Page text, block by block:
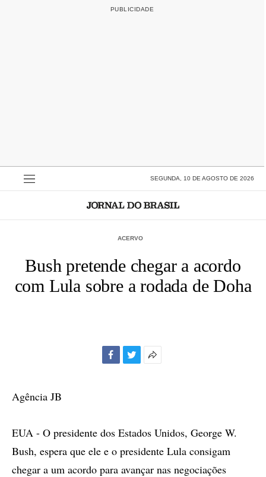
SEGUNDA, 10 DE AGOSTO DE 2026
ACERVO
Bush pretende chegar a acordo
com Lula sobre a rodada de Doha
Agência JB
EUA - O presidente dos Estados Unidos, George W.
Bush, espera que ele e o presidente Lula consigam
chegar a um acordo para avançar nas negociações